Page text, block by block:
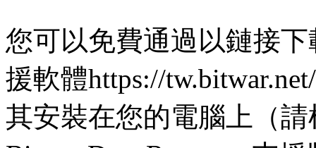
您可以免費通過以鏈接下
援軟體https://
其安裝在您的電腦上（